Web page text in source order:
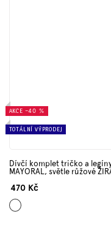
AKCE –40 %
TOTÁLNÍ VÝPRODEJ
Dívčí komplet tričko a
MAYORAL, světle růžové
470 Kč
Mix
barev